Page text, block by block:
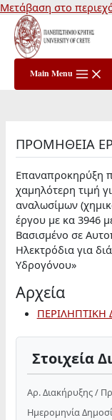
Μετάβαση στο
Main Menu
ΠΡΟΜΗΘΕΙΑ
Επαναπροκηρύξη
χαμηλότερη τιμή
αναλωσίμων
έργου με κα 3946
Βασισμένο σε
Ηλεκτρόδια για
Υδρογόνου»
Αρχεία
ΠΕΡΙΛΗΠΤΙΚΗ
Στοιχεία
Αρ. Διακήρυξης /
Ημερομηνία